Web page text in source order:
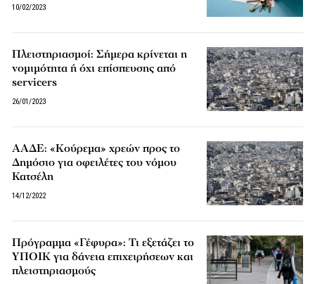
10/02/2023
Πλειστηριασμοί: Σήμερα κρίνεται η
νομιμότητα ή όχι επίσπευσης από
servicers
26/01/2023
ΑΑΔΕ: «Κούρεμα» χρεών προς το
Δημόσιο για οφειλέτες του νόμου
Κατσέλη
14/12/2022
Πρόγραμμα «Γέφυρα»: Τι εξετάζει το
ΥΠΟΙΚ για δάνεια επιχειρήσεων και
πλειστηριασμούς